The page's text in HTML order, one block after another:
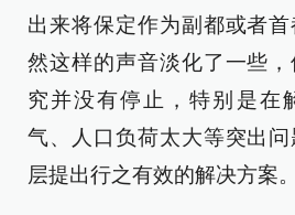
出来将保定作为副都或者
然这样的声音淡化了一些
究并没有停止，特别是在
气、人口负荷太大等突出
层提出行之有效的解决方案。